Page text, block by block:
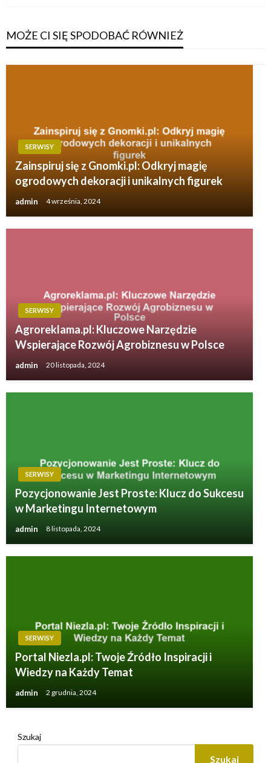
MOŻE CI SIĘ SPODOBAĆ RÓWNIEŻ
SERWISY
Zainspiruj się z Gnomki.pl: Odkryj magię
ogrodowych dekoracji i unikalnych figurek
admin 4 września, 2024
SERWISY
Agroreklama.pl: Kluczowe Narzędzie
Wspierające Rozwój Agrobiznesu w Polsce
admin 20 listopada, 2024
SERWISY
Pozycjonowanie Jest Proste: Klucz do Sukcesu
w Marketingu Internetowym
admin 8 listopada, 2024
SERWISY
Portal Niezla.pl: Twoje Źródło Inspiracji i
Wiedzy na Każdy Temat
admin 2 grudnia, 2024
Szukaj
Szukaj